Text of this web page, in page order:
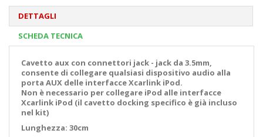
DETTAGLI
SCHEDA TECNICA
Cavetto aux con connettori jack - jack da 3.5mm,
consente di collegare qualsiasi dispositivo audio alla
porta AUX delle interfacce Xcarlink iPod.
Non è necessario per collegare iPod alle interfacce
Xcarlink iPod (il cavetto docking specifico è già incluso
nel kit)
Lunghezza: 30cm